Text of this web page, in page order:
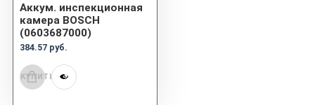
Аккум. инспекционная
камера BOSCH
(0603687000)
384.57 руб.
КУПИТЬ